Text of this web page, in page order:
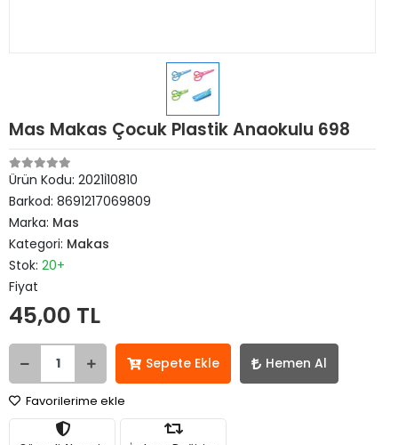
Mas Makas Çocuk Plastik Anaokulu 698
Ürün Kodu: 2021İ10810
Barkod: 8691217069809
Marka: Mas
Kategori: Makas
Stok: 20+
Fiyat
45,00 TL
Sepete Ekle Hemen Al
Favorilerime ekle